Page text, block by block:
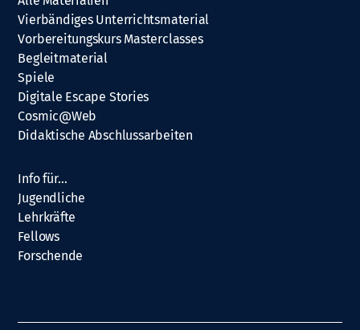
Vierbändiges Unterrichtsmaterial
Vorbereitungskurs Masterclasses
Begleitmaterial
Spiele
Digitale Escape Stories
Cosmic@Web
Didaktische Abschlussarbeiten
Info für…
Jugendliche
Lehrkräfte
Fellows
Forschende